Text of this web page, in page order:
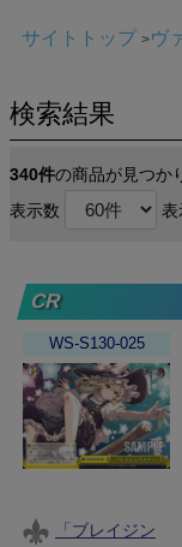
サイトトップ ヴ
検索結果
340件の商品が見つか
表示数 表
CR
WS-S130-025
「ブレイジン